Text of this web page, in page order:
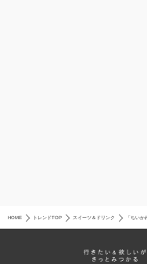
HOME トレンドTOP スイーツ＆ドリンク 「ちい